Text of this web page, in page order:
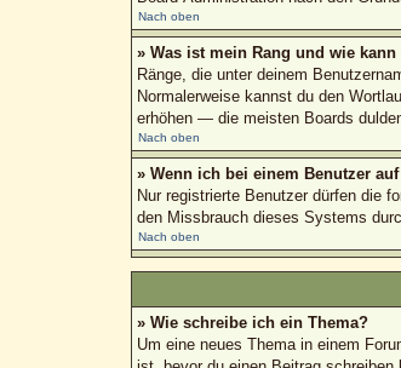
Nach oben
» Was ist mein Rang und wie
Ränge, die unter deinem
Normalerweise kannst du den
erhöhen — die meisten Boards
Nach oben
» Wenn ich bei einem Benutzer
Nur registrierte Benutzer dürfen die
den Missbrauch dieses Systems
Nach oben
» Wie schreibe ich ein Thema?
Um eine neues Thema in einem